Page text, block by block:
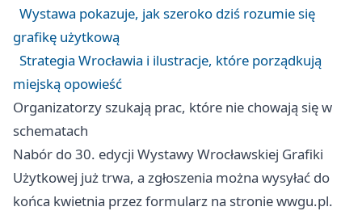
Wystawa pokazuje, jak szeroko dziś rozumie się
grafikę użytkową
Strategia Wrocławia i ilustracje, które porządkują
miejską opowieść
Organizatorzy szukają prac, które nie chowają się w
schematach
Nabór do 30. edycji Wystawy Wrocławskiej Grafiki
Użytkowej już trwa, a zgłoszenia można wysyłać do
końca kwietnia przez formularz na stronie wwgu.pl.